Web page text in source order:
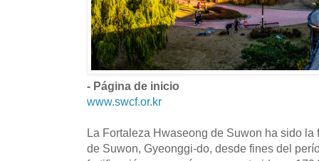
- Página de inicio
www.swcf.or.kr
La Fortaleza Hwaseong de Suwon ha sido
de Suwon, Gyeonggi-do, desde fines del